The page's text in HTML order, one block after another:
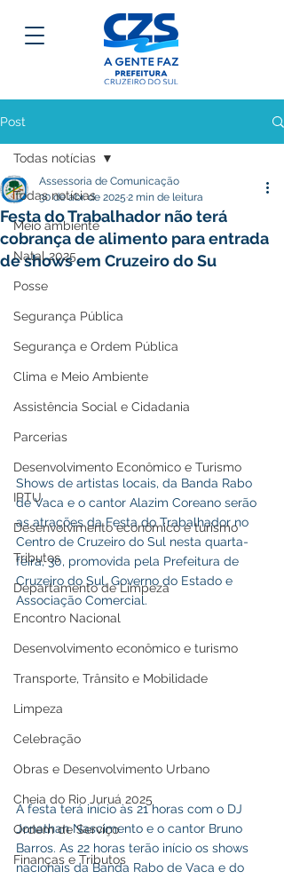
Post
Todas notícias
Meio ambiente
Natal 2025
Posse
Segurança Pública
Segurança e Ordem Pública
Clima e Meio Ambiente
Assistência Social e Cidadania
Parcerias
Desenvolvimento Econômico e Turismo
IPTU
Desenvolvimento econômico e turismo
Tributos
Departamento de Limpeza
Encontro Nacional
Desenvolvimento econômico e turismo
Transporte, Trânsito e Mobilidade
Limpeza
Celebração
Obras e Desenvolvimento Urbano
Cheia do Rio Juruá 2025
Ordem de Serviço
Finanças e Tributos
Todas notícias
Festa do Trabalhador não terá
cobrança de alimento para entrada
de shows em Cruzeiro do Su
Assessoria de Comunicação
30 de abr. de 2025 2 min de leitura
Shows de artistas locais, da Banda Rabo
de Vaca e o cantor Alazim Coreano serão
as atrações da Festa do Trabalhador no
Centro de Cruzeiro do Sul nesta quarta-
feira, 30, promovida pela Prefeitura de
Cruzeiro do Sul, Governo do Estado e
Associação Comercial.
A festa terá início às 21 horas com o DJ
Jonathan Nascimento e o cantor Bruno
Barros. As 22 horas terão início os shows
nacionais da Banda Rabo de Vaca e do